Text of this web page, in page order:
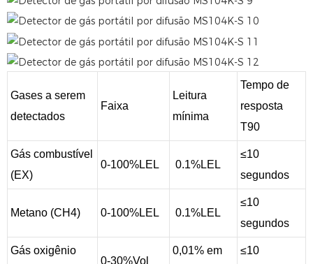
Gases a serem
detectados
Faixa
Leitura
mínima
Tempo de
resposta
T90
Gás combustível
(EX)
0-100%LEL 0.1%LEL
≤10
segundos
Metano (CH4) 0-100%LEL 0.1%LEL
≤10
segundos
Gás oxigênio
0-30%Vol
0,01% em
≤10